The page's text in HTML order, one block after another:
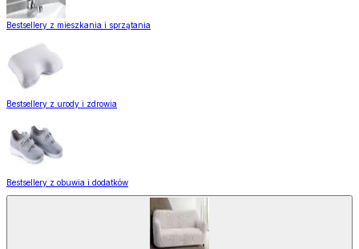
Bestsellery z mieszkania i sprzątania
Bestsellery z urody i zdrowia
Bestsellery z obuwia i dodatków